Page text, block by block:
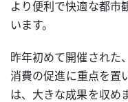
より便利で快適な都市
います。
昨年初めて開催された
消費の促進に重点を置
は、大きな成果を収め